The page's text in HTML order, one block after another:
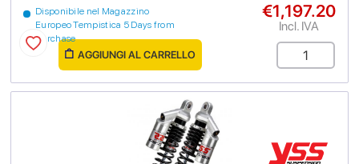
Disponibile nel Magazzino
Europeo Tempistica 5 Days from
purchase
€1,197.20
Incl. IVA
AGGIUNGI AL CARRELLO